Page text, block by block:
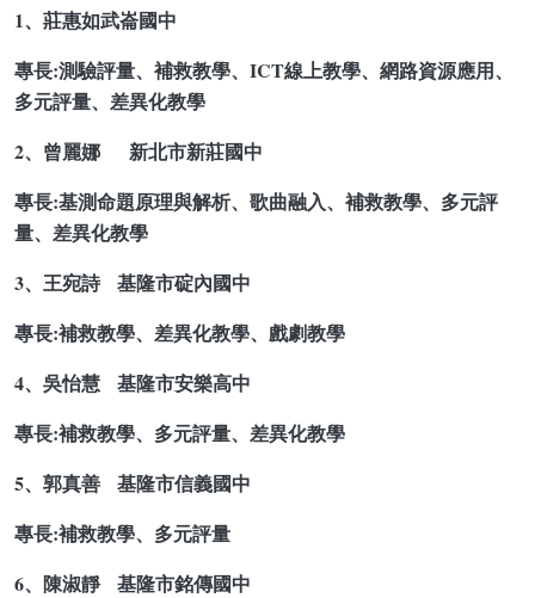
1、莊惠如武崙國中
專長:測驗評量、補救教學、ICT線上教學、網路資源應用、
多元評量、差異化教學
2、曾麗娜 新北市新莊國中
專長:基測命題原理與解析、歌曲融入、補救教學、多元評
量、差異化教學
3、王宛詩 基隆市碇內國中
專長:補救教學、差異化教學、戲劇教學
4、吳怡慧 基隆市安樂高中
專長:補救教學、多元評量、差異化教學
5、郭真善 基隆市信義國中
專長:補救教學、多元評量
6、陳淑靜 基隆市銘傳國中